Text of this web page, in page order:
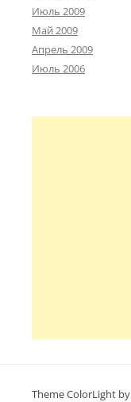
Июль 2009
Май 2009
Апрель 2009
Июль 2006
Theme ColorLight by